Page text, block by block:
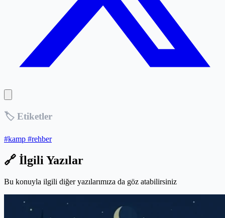
🏷️ Etiketler
#kamp #rehber
🔗 İlgili Yazılar
Bu konuyla ilgili diğer yazılarımıza da göz atabilirsiniz